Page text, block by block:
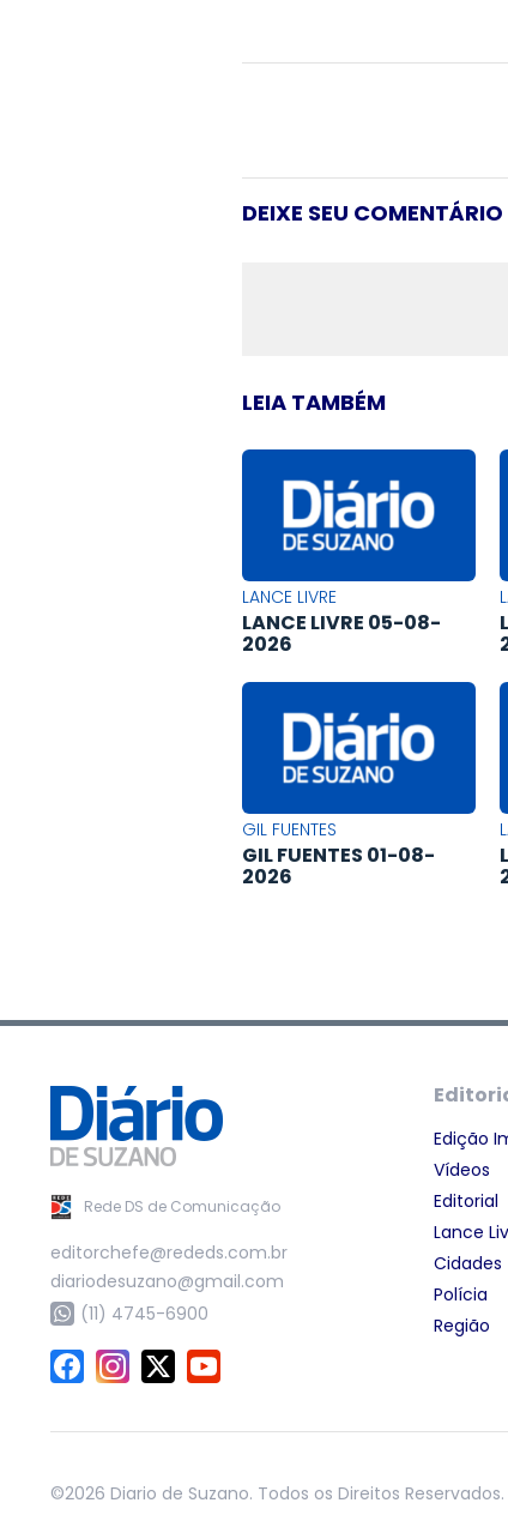
DEIXE SEU COMENTÁRIO
LEIA TAMBÉM
LANCE LIVRE
LANCE LIVRE 05-08-
2026
GIL FUENTES
GIL FUENTES 01-08-
2026
Rede DS de Comunicação
editorchefe@rededs.com.br
diariodesuzano@gmail.com
(11) 4745-6900
Edição
Vídeos
Editorial
Lance
Cidades
Polícia
Região
©2026 Diario de Suzano. Todos os Direitos Reservados.